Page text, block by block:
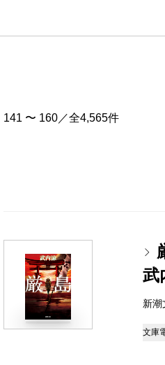
141 〜 160／全4,565件
武
新
文庫